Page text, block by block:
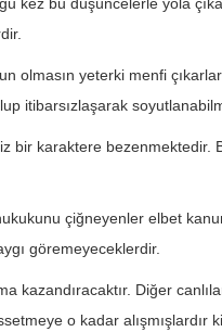
olmasın yeterki menfi
itibarsızlaşarak
bir karaktere bezenmektedir.
çiğneyenler elbet
göremeyeceklerdir.
Diğer
o kadar